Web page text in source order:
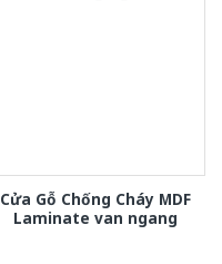
Cửa Gỗ Chống Cháy MDF
Laminate van ngang